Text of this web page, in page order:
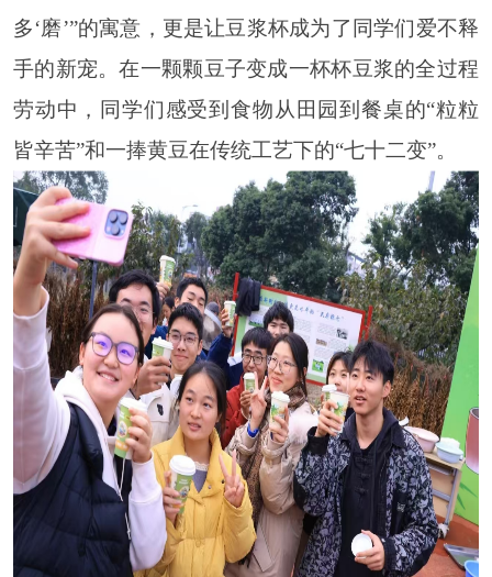
多‘磨’”的寓意，更是让豆浆杯成为了同学们爱不释
手的新宠。在一颗颗豆子变成一杯杯豆浆的全过程
劳动中，同学们感受到食物从田园到餐桌的“粒粒
皆辛苦”和一捧黄豆在传统工艺下的“七十二变”。